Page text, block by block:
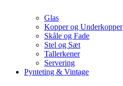
Glas
Kopper og Underkopper
Skåle og Fade
Stel og Sæt
Tallerkener
Servering
Pynteting & Vintage